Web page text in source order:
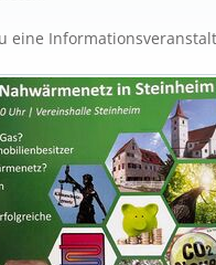
eine